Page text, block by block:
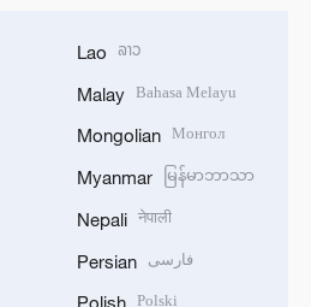
Lao ລາວ
Malay Bahasa Melayu
Mongolian Монгол
Myanmar မြန်မာဘာသာ
Nepali नेपाली
Persian فارسی
Polish Polski